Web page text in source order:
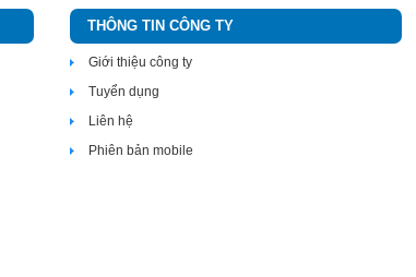
THÔNG TIN CÔNG TY
Giới thiệu công ty
Tuyển dụng
Liên hệ
Phiên bản mobile